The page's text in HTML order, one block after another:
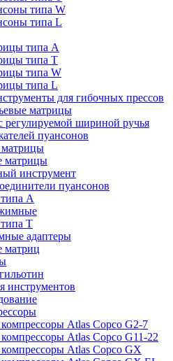
типа W
типа L
типа A
типа T
типа W
типа L
для гибочных прессов
матрицы
шириной ручья
пуансонов
матрицы
инструмент
пуансонов
A
T
адаптеры
матриц
инструментов
Atlas Copco G2-7
Atlas Copco G11-22
Atlas Copco GX